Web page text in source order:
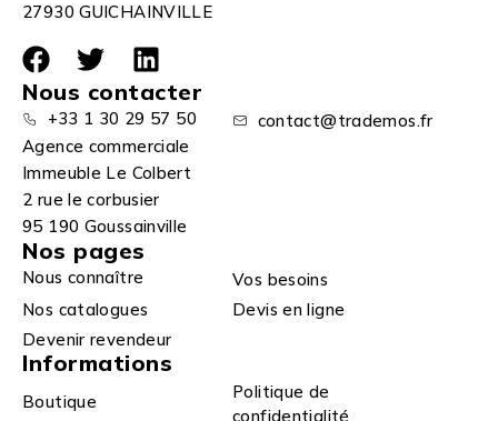
27930 GUICHAINVILLE
Nous contacter
+33 1 30 29 57 50
contact@trademos.fr
Agence commerciale
Immeuble Le Colbert
2 rue le corbusier
95 190 Goussainville
Nos pages
Nous connaître
Vos besoins
Nos catalogues
Devis en ligne
Devenir revendeur
Informations
Boutique
Politique de
confidentialité